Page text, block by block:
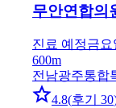
무안연합의
진료 예정금요
600m
전남광주통합
4.8(후기 30